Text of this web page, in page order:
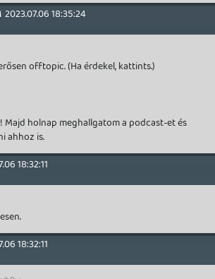
2023.07.06 18:35:24
offtopic. (Ha érdekel, kattints.)
Majd holnap meghallgatom a podcast-et és
ahhoz is.
18:32:11
18:32:11